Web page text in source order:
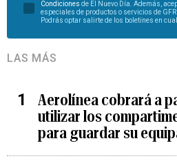
Condiciones de El Nuevo Día. Además,
especiales de productos o servicios de
Podrás optar salirte de los boletines en
LAS MÁS
Aerolínea cobrará a
utilizar los
para guardar su